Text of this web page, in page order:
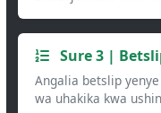
Sure 3 |
Angalia betslip
wa uhakika kwa